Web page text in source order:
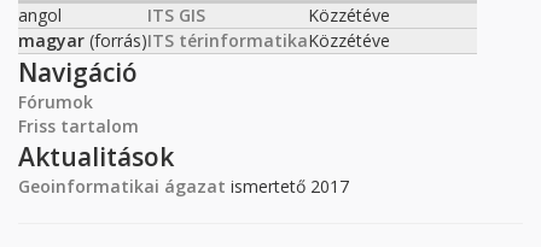
angol
ITS GIS
Közzétéve
magyar (forrás)ITS térinformatikaKözzétéve
Navigáció
Fórumok
Friss tartalom
Aktualitások
Geoinformatikai ágazat ismertető 2017